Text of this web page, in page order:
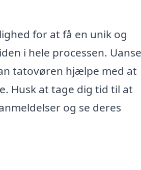
for at få en unik og
i hele processen.
tatovøren hjælpe med at
Husk at tage dig tid til at
og se deres